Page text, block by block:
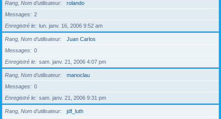
Rang, Nom d’utilisateur
rolando
Messages
2
Enregistré le
lun. janv. 16, 2006 9:52 am
Rang, Nom d’utilisateur
Juan Carlos
Messages
0
Enregistré le
sam. janv. 21, 2006 4:07 pm
Rang, Nom d’utilisateur
manoclau
Messages
0
Enregistré le
sam. janv. 21, 2006 9:31 pm
Rang, Nom d’utilisateur
jdf_luth